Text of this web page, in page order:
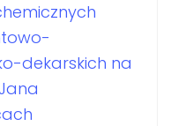
dekarskich na